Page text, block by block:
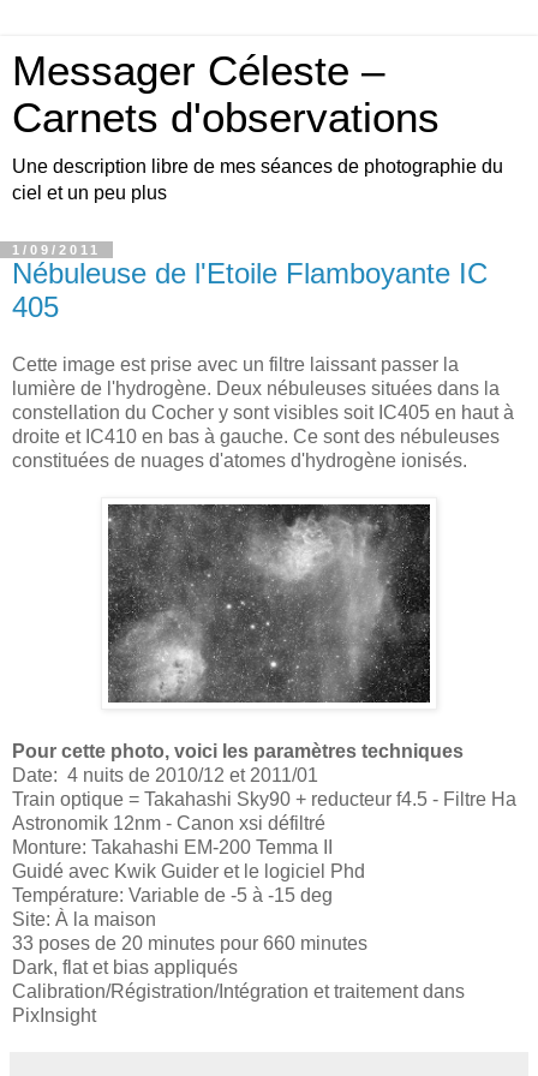
Messager Céleste –
Carnets d'observations
Une description libre de mes séances de photographie du
ciel et un peu plus
1/09/2011
Nébuleuse de l'Etoile Flamboyante IC
405
Cette image est prise avec un filtre laissant passer la
lumière de l'hydrogène. Deux nébuleuses situées dans la
constellation du Cocher y sont visibles soit IC405 en haut à
droite et IC410 en bas à gauche. Ce sont des nébuleuses
constituées de nuages d'atomes d'hydrogène ionisés.
Pour cette photo, voici les paramètres techniques
Date: 4 nuits de 2010/12 et 2011/01
Train optique = Takahashi Sky90 + reducteur f4.5 - Filtre Ha
Astronomik 12nm - Canon xsi défiltré
Monture: Takahashi EM-200 Temma II
Guidé avec Kwik Guider et le logiciel Phd
Température: Variable de -5 à -15 deg
Site: À la maison
33 poses de 20 minutes pour 660 minutes
Dark, flat et bias appliqués
Calibration/Régistration/Intégration et traitement dans
PixInsight